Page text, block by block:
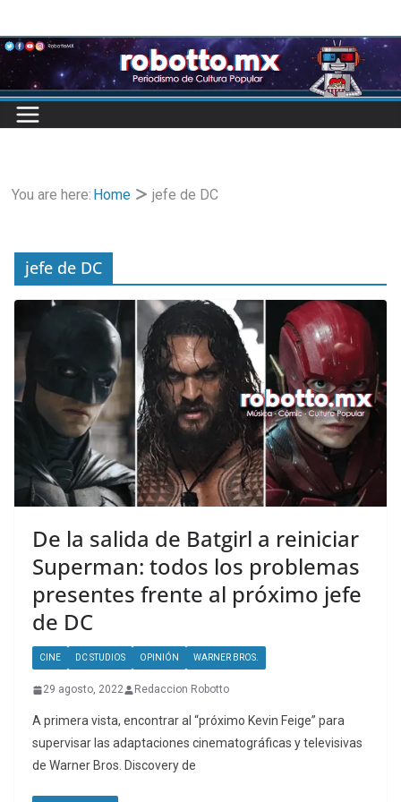
to
content
You are here: Home jefe de DC
jefe de DC
De la salida de Batgirl a reiniciar
Superman: todos los problemas
presentes frente al próximo jefe
de DC
CINE DC STUDIOS OPINIÓN WARNER BROS.
29 agosto, 2022 Redaccion Robotto
A primera vista, encontrar al “próximo Kevin Feige” para
supervisar las adaptaciones cinematográficas y televisivas
de Warner Bros. Discovery de